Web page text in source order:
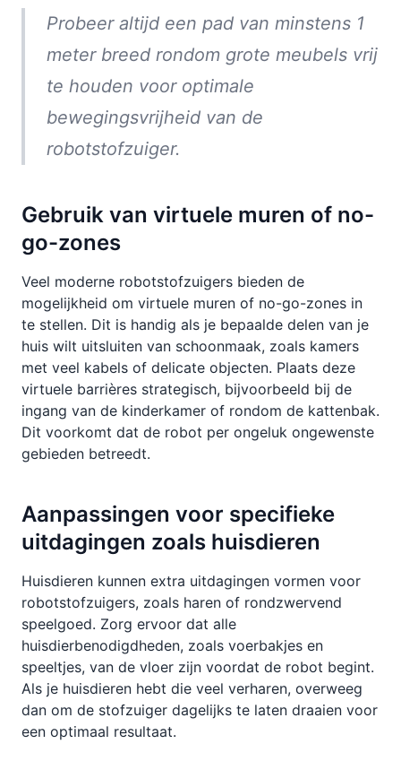
Probeer altijd een pad van minstens 1
meter breed rondom grote meubels vrij
te houden voor optimale
bewegingsvrijheid van de
robotstofzuiger.
Gebruik van virtuele muren of no-
go-zones
Veel moderne robotstofzuigers bieden de
mogelijkheid om virtuele muren of no-go-zones in
te stellen. Dit is handig als je bepaalde delen van je
huis wilt uitsluiten van schoonmaak, zoals kamers
met veel kabels of delicate objecten. Plaats deze
virtuele barrières strategisch, bijvoorbeeld bij de
ingang van de kinderkamer of rondom de kattenbak.
Dit voorkomt dat de robot per ongeluk ongewenste
gebieden betreedt.
Aanpassingen voor specifieke
uitdagingen zoals huisdieren
Huisdieren kunnen extra uitdagingen vormen voor
robotstofzuigers, zoals haren of rondzwervend
speelgoed. Zorg ervoor dat alle
huisdierbenodigdheden, zoals voerbakjes en
speeltjes, van de vloer zijn voordat de robot begint.
Als je huisdieren hebt die veel verharen, overweeg
dan om de stofzuiger dagelijks te laten draaien voor
een optimaal resultaat.